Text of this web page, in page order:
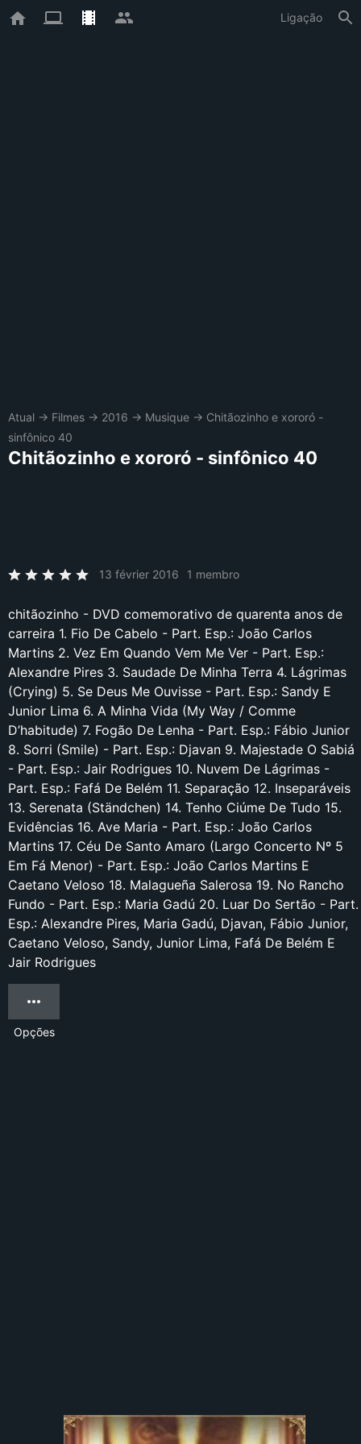
Ligação
Atual → Filmes → 2016 → Musique → Chitãozinho e xororó -
sinfônico 40
Chitãozinho e xororó - sinfônico 40
13 février 2016 1 membro
chitãozinho - DVD comemorativo de quarenta anos de
carreira 1. Fio De Cabelo - Part. Esp.: João Carlos
Martins 2. Vez Em Quando Vem Me Ver - Part. Esp.:
Alexandre Pires 3. Saudade De Minha Terra 4. Lágrimas
(Crying) 5. Se Deus Me Ouvisse - Part. Esp.: Sandy E
Junior Lima 6. A Minha Vida (My Way / Comme
D’habitude) 7. Fogão De Lenha - Part. Esp.: Fábio Junior
8. Sorri (Smile) - Part. Esp.: Djavan 9. Majestade O Sabiá
- Part. Esp.: Jair Rodrigues 10. Nuvem De Lágrimas -
Part. Esp.: Fafá De Belém 11. Separação 12. Inseparáveis
13. Serenata (Ständchen) 14. Tenho Ciúme De Tudo 15.
Evidências 16. Ave Maria - Part. Esp.: João Carlos
Martins 17. Céu De Santo Amaro (Largo Concerto Nº 5
Em Fá Menor) - Part. Esp.: João Carlos Martins E
Caetano Veloso 18. Malagueña Salerosa 19. No Rancho
Fundo - Part. Esp.: Maria Gadú 20. Luar Do Sertão - Part.
Esp.: Alexandre Pires, Maria Gadú, Djavan, Fábio Junior,
Caetano Veloso, Sandy, Junior Lima, Fafá De Belém E
Jair Rodrigues
Opções